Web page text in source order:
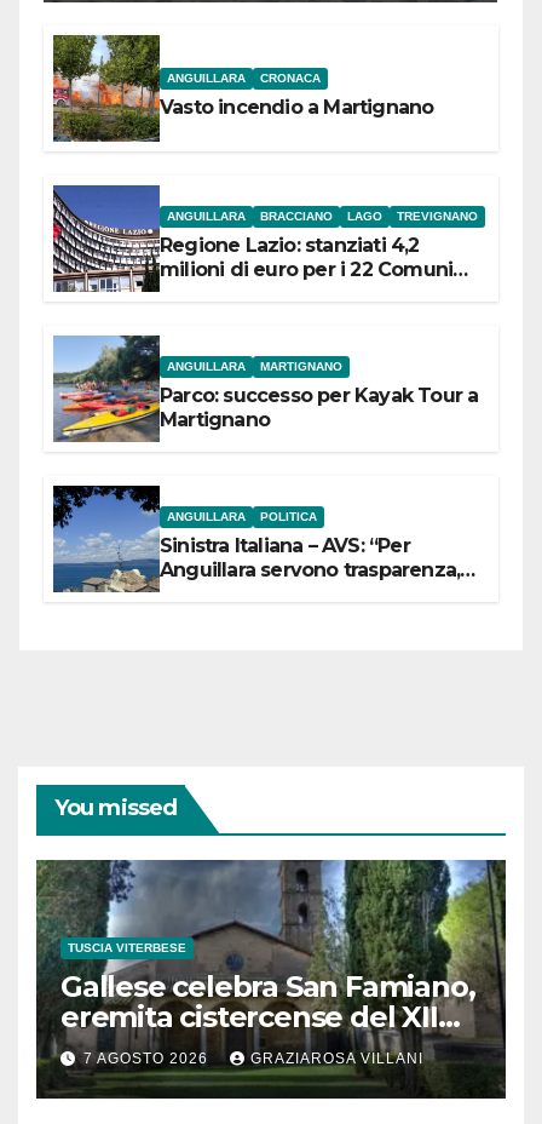
ANGUILLARA CRONACA
Vasto incendio a Martignano
ANGUILLARA BRACCIANO LAGO TREVIGNANO
Regione Lazio: stanziati 4,2
milioni di euro per i 22 Comuni
ANGUILLARA MARTIGNANO
Parco: successo per Kayak Tour a
Martignano
ANGUILLARA POLITICA
Sinistra Italiana – AVS: “Per
Anguillara servono trasparenza,
You missed
TUSCIA VITERBESE
Gallese celebra San Famiano,
eremita cistercense del XII
secolo
7 AGOSTO 2026 GRAZIAROSA VILLANI